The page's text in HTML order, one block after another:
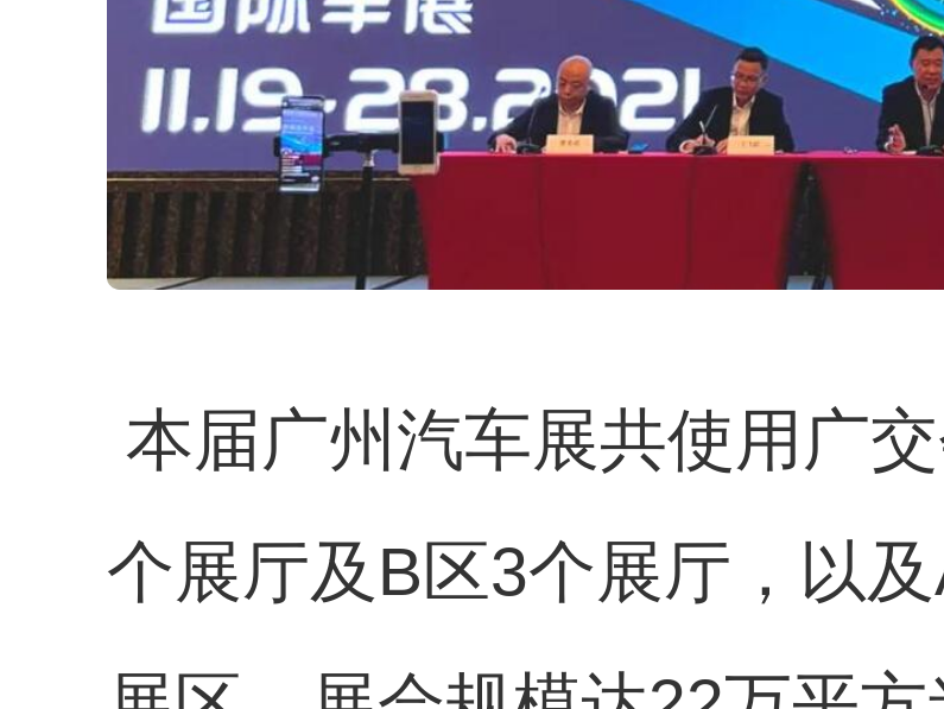
本届广州汽车展共使用广
个展厅及B区3个展厅，以